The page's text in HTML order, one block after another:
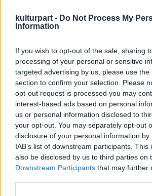
kulturpart - Do Not Process My
Information
If you wish to opt-out of the sale, sharing
processing of your personal or sensitive
targeted advertising by us, please use the
section to confirm your selection. Please
opt-out request is processed you may
interest-based ads based on personal
us or personal information disclosed to
your opt-out. You may separately opt-out
disclosure of your personal information
IAB’s list of downstream participants.
also be disclosed by us to third parties on
Downstream Participants that may further
mintegy 300 millió forinttal nő,
elsődleges oka, hogy több mint
forinttal költenek többet a
bizonyos helyszínek
ír-blues színpad) és
sátor). A pop-rock
négyzetméter LED-világítást
második legnagyobb helyszín, a
négyzetméteres A38 sátor
és egyenesen Angliából érkezett.
Számos helyen láthatók
külföldi művészek installációi,
Robotvagy azŰrkomp. A Rubik-